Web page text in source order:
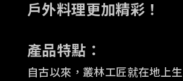
戶外料理更加精彩！
產品特點：
自古以來，叢林工匠就在地上